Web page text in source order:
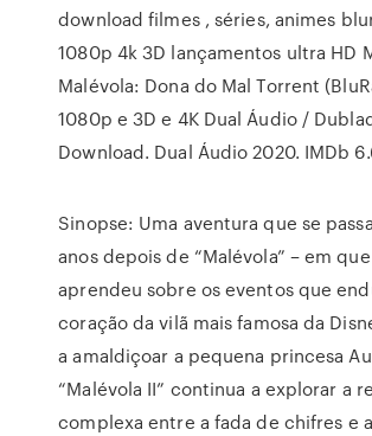
download filmes , séries, animes
1080p 4k 3D lançamentos ultra HD
Malévola: Dona do Mal Torrent
1080p e 3D e 4K Dual Áudio /
Download. Dual Áudio 2020. IMDb
Sinopse: Uma aventura que se
anos depois de “Malévola” – em
aprendeu sobre os eventos que
coração da vilã mais famosa da
a amaldiçoar a pequena princesa
“Malévola II” continua a explorar a
complexa entre a fada de chifres e